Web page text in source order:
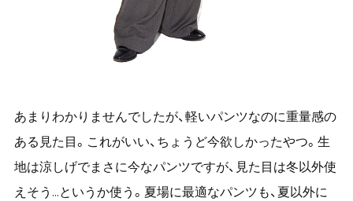
あまりわかりませんでしたが、軽いパンツなのに重量感の
ある見た目。これがいい、ちょうど今欲しかったやつ。生
地は涼しげでまさに今なパンツですが、見た目は冬以外使
えそう...というか使う。夏場に最適なパンツも、夏以外に